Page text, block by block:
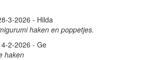
3-2026 - Hilda
haken en poppetjes.
2-2026 - Ge
haken